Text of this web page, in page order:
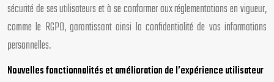
sécurité de ses utilisateurs et à se conformer aux réglementations en vigueur,
comme le RGPD, garantissant ainsi la confidentialité de vos informations
personnelles.
Nouvelles fonctionnalités et amélioration de l’expérience utilisateur